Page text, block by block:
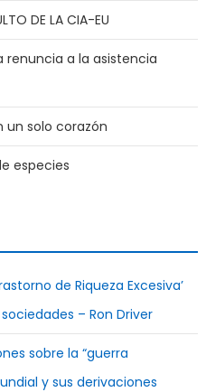
DE LA CIA-EU
renuncia a la asistencia
un solo corazón
especies
de Riqueza Excesiva’
– Ron Driver
sobre la “guerra
y sus derivaciones